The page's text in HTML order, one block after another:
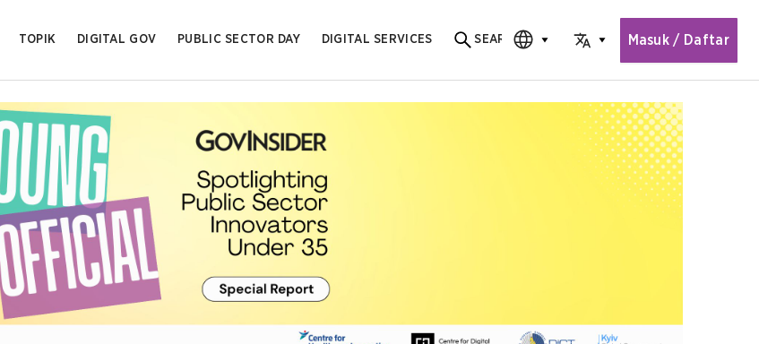
TOPIK DIGITAL GOV PUBLIC SECTOR DAY DIGITAL SERVICES
Search for content
SEARCH
CHOOSE EDITIONCHOOSE LANGUAGE
Masuk / Daftar